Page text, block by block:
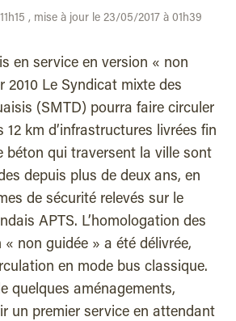
, mise à jour le 23/05/2017 à 01h39
en service en version « non
2010 Le Syndicat mixte des
(SMTD) pourra faire circuler
12 km d’infrastructures livrées fin
béton qui traversent la ville sont
depuis plus de deux ans, en
de sécurité relevés sur le
APTS. L’homologation des
« non guidée » a été délivrée,
en mode bus classique.
quelques aménagements,
un premier service en attendant